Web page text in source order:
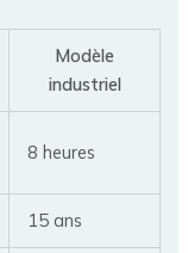
Modèle
industriel
8 heures
15 ans